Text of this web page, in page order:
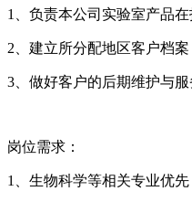
1、负责本公司实验室产品
2、建立所分配地区客户档
3、做好客户的后期维护与服
岗位需求：
1、生物科学等相关专业优先